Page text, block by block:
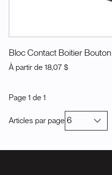
Bloc Contact Boitier
À partir de 18,07 $
Page 1 de 1
Articles par page